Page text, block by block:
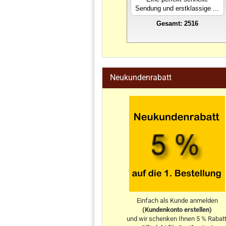
Sendung und erstklassige ...
Gesamt: 2516
Neukundenrabatt
Einfach als Kunde anmelden
(Kundenkonto erstellen)
und wir schenken Ihnen 5 %